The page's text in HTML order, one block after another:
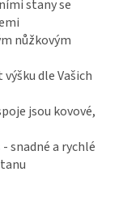
stany se
nůžkovým
dle Vašich
jsou kovové,
- snadné a rychlé